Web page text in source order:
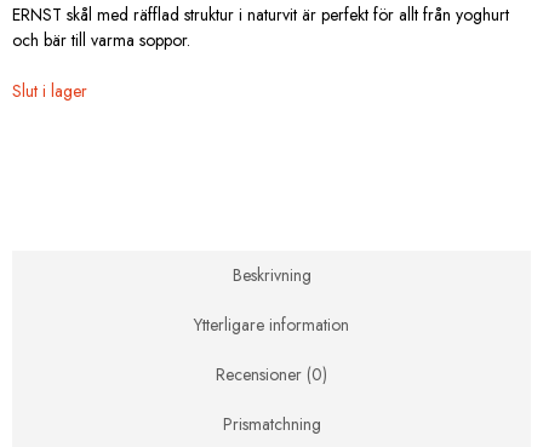
ERNST skål med räfflad struktur i naturvit är perfekt för allt från yoghurt
och bär till varma soppor.
Slut i lager
Beskrivning
Ytterligare information
Recensioner (0)
Prismatchning